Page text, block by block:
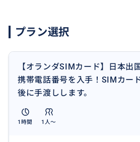
しでお受取りください
【取消条件】
お支払い後は返金不可です
プラン選択
【オランダSIMカード】日本出
携帯電話番号を入手！SIMカー
後に手渡しします。
1時間 1人〜